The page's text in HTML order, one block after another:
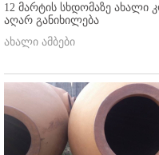
12 მარტის სხდომაზე ახალი
აღარ განიხილება
ახალი ამბები